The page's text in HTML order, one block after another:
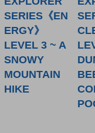
SERIES《EN
ERGY》
LEVEL 3 ~ A
SNOWY
MOUNTAIN
HIKE